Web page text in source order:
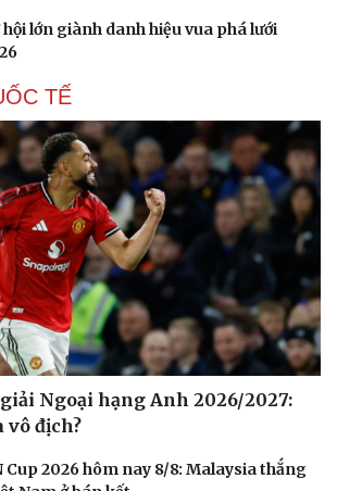
lớn giành danh hiệu vua phá lưới
TẾ
Ngoại hạng Anh 2026/2027:
vô địch?
Cup 2026 hôm nay 8/8: Malaysia thắng